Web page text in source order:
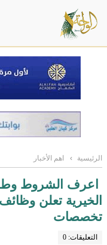
الرئيسية › اهم الأخبار
اعرف الشروط
الخيرية تعلن
تخصصات
التعليقات: 0